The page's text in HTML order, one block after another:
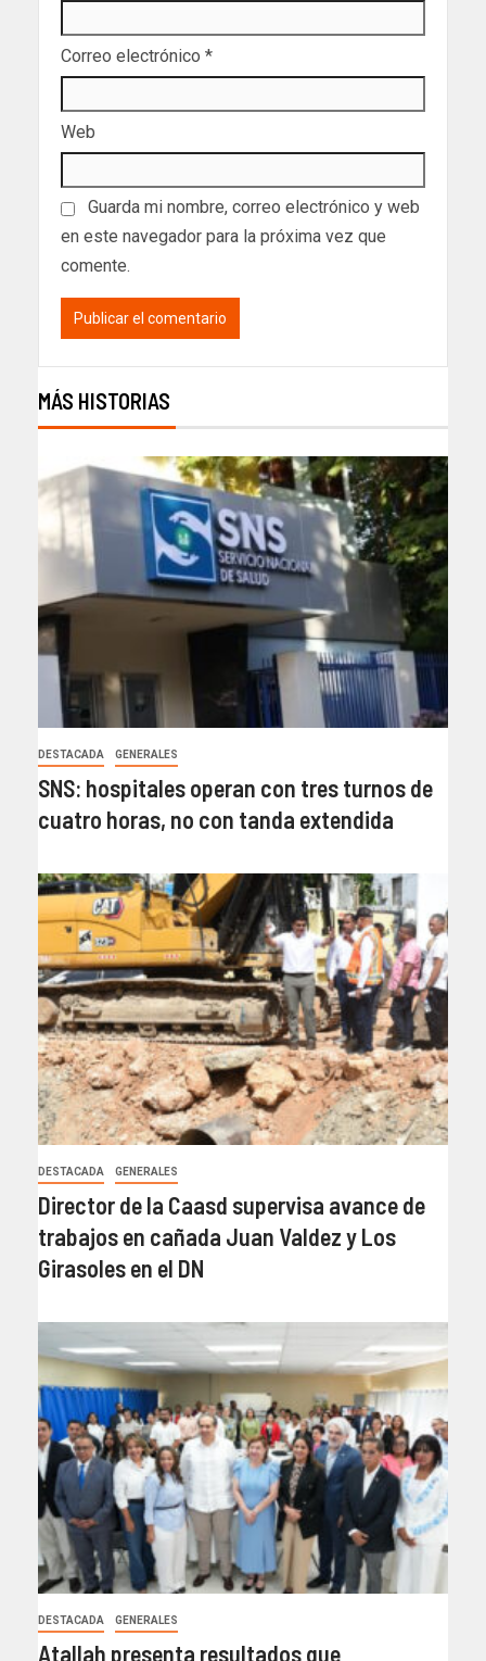
Correo electrónico *
Web
Guarda mi nombre, correo electrónico y web
en este navegador para la próxima vez que
comente.
MÁS HISTORIAS
DESTACADA GENERALES
SNS: hospitales operan con tres turnos de
cuatro horas, no con tanda extendida
DESTACADA GENERALES
Director de la Caasd supervisa avance de
trabajos en cañada Juan Valdez y Los
Girasoles en el DN
DESTACADA GENERALES
Atallah presenta resultados que